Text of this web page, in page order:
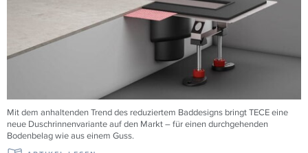
Mit dem anhaltenden Trend des reduziertem Baddesigns bringt TECE eine
neue Duschrinnenvariante auf den Markt – für einen durchgehenden
Bodenbelag wie aus einem Guss.